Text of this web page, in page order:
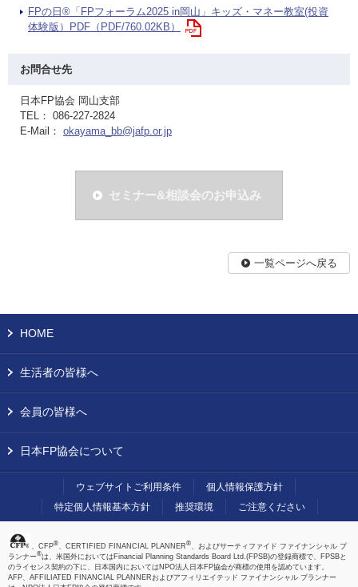
FPの日®「FPフォーラム2025 in岡山」キッズ・マネー教室(投資
体験版）PDF（PDF/760.02KB）
お問合せ先
日本FP協会 岡山支部
TEL： 086-227-2824
E-Mail： okayama_bb@jafp.or.jp
セミナー&相談会のお申込み
一覧ページへ戻る
HOME
生活者の皆様へ
会員の皆様へ
日本FP協会について
ウェブサイトご利用条件
個人情報保護方針
特定個人情報基本方針
推奨環境 ご注意ください
、CFP® 、CERTIFIED FINANCIAL PLANNER® 、およびサーティファイド ファイナンシャル プ
ランナー®は、米国外においてはFinancial Planning Standards Board Ltd.(FPSB)の登録商標で、FPSBと
のライセンス契約の下に、日本国内においてはNPO法人日本FP協会が商標の使用を認めています。
AFP、AFFILIATED FINANCIAL PLANNERおよびアフィリエイテッド ファイナンシャル プランナー